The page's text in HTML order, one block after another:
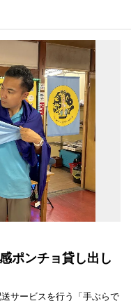
ポンチョ貸し出し
サービスを行う「手ぶらで